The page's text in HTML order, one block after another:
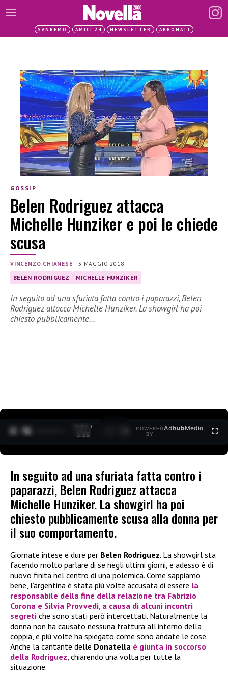
SANREMO AMICI 24 NEWSLETTER ABBONATI
GOSSIP
Belen Rodriguez attacca
Michelle Hunziker e poi le chiede
scusa
VINCENZO CHIANESE |3 MAGGIO 2018
BELEN RODRIGUEZ MICHELLE HUNZIKER
In seguito ad una sfuriata fatta contro i paparazzi, Belen
Rodriguez attacca Michelle Hunziker. La showgirl ha poi
chiesto pubblicamente…
0:27 /
3:35
POWERED
BY
AdhubMedia
In seguito ad una sfuriata fatta contro i
paparazzi, Belen Rodriguez attacca
Michelle Hunziker. La showgirl ha poi
chiesto pubblicamente scusa alla donna per
il suo comportamento.
Giornate intese e dure per Belen Rodriguez. La showgirl sta
facendo molto parlare di se negli ultimi giorni, e adesso è di
nuovo finita nel centro di una polemica. Come sappiamo
bene, l’argentina è stata più volte accusata di essere la
responsabile della fine della relazione tra Fabrizio
Corona e Silvia Provvedi, a causa di alcuni incontri
segreti che sono stati però intercettati. Naturalmente la
donna non ha causato nessuna frattura all’interno della
coppia, e più volte ha spiegato come sono andate le cose.
Anche la cantante delle Donatella è giunta in soccorso
della Rodriguez, chiarendo una volta per tutte la
situazione.